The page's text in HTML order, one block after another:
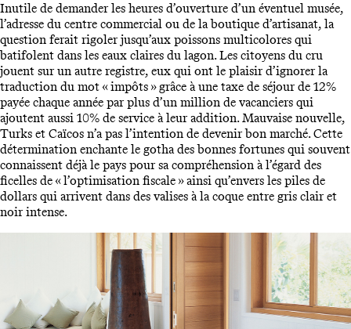
Inutile de demander les heures d’ouverture d’un éventuel musée,
l’adresse du centre commercial ou de la boutique d’artisanat, la
question ferait rigoler jusqu’aux poissons multicolores qui
batifolent dans les eaux claires du lagon. Les citoyens du cru
jouent sur un autre registre, eux qui ont le plaisir d’ignorer la
traduction du mot « impôts » grâce à une taxe de séjour de 12%
payée chaque année par plus d’un million de vacanciers qui
ajoutent aussi 10% de service à leur addition. Mauvaise nouvelle,
Turks et Caïcos n’a pas l’intention de devenir bon marché. Cette
détermination enchante le gotha des bonnes fortunes qui souvent
connaissent déjà le pays pour sa compréhension à l’égard des
ficelles de « l’optimisation fiscale » ainsi qu’envers les piles de
dollars qui arrivent dans des valises à la coque entre gris clair et
noir intense.